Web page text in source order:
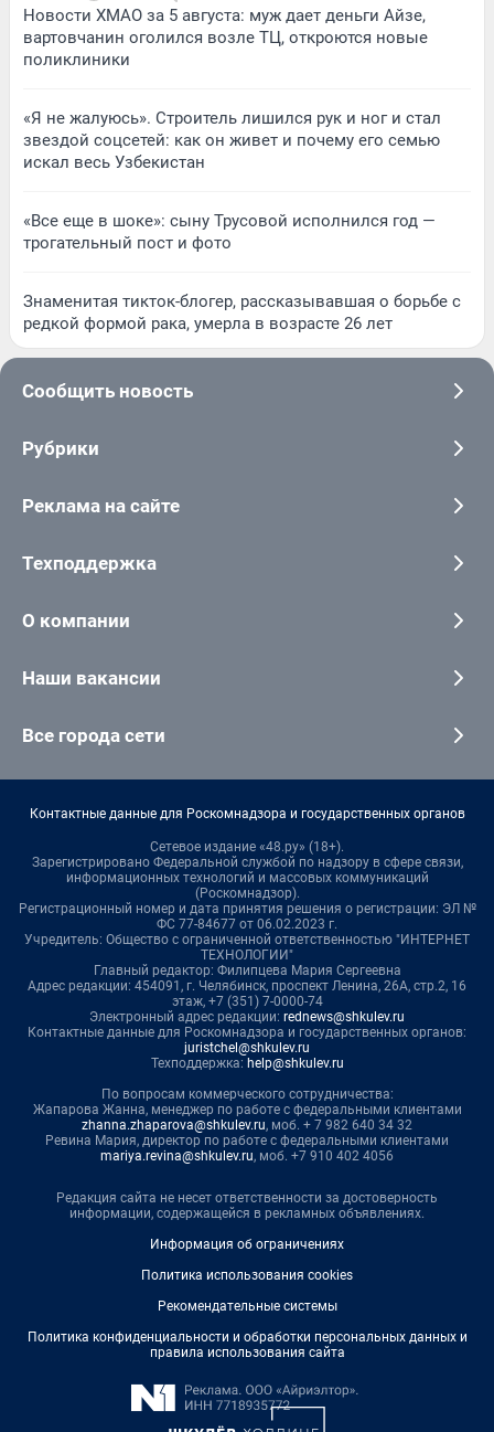
Новости ХМАО за 5 августа: муж дает деньги Айзе,
вартовчанин оголился возле ТЦ, откроются новые
поликлиники
«Я не жалуюсь». Строитель лишился рук и ног и стал
звездой соцсетей: как он живет и почему его семью
искал весь Узбекистан
«Все еще в шоке»: сыну Трусовой исполнился год —
трогательный пост и фото
Знаменитая тикток-блогер, рассказывавшая о борьбе с
редкой формой рака, умерла в возрасте 26 лет
Сообщить новость
Рубрики
Реклама на сайте
Техподдержка
О компании
Наши вакансии
Все города сети
Контактные данные для Роскомнадзора и государственных органов
Сетевое издание «48.ру» (18+).
Зарегистрировано Федеральной службой по надзору в сфере связи,
информационных технологий и массовых коммуникаций
(Роскомнадзор).
Регистрационный номер и дата принятия решения о регистрации: ЭЛ №
ФС 77-84677 от 06.02.2023 г.
Учредитель: Общество с ограниченной ответственностью "ИНТЕРНЕТ
ТЕХНОЛОГИИ"
Главный редактор: Филипцева Мария Сергеевна
Адрес редакции: 454091, г. Челябинск, проспект Ленина, 26А, стр.2, 16
этаж, +7 (351) 7-0000-74
Электронный адрес редакции: rednews@shkulev.ru
Контактные данные для Роскомнадзора и государственных органов:
juristchel@shkulev.ru
Техподдержка: help@shkulev.ru
По вопросам коммерческого сотрудничества:
Жапарова Жанна, менеджер по работе с федеральными клиентами
zhanna.zhaparova@shkulev.ru, моб. + 7 982 640 34 32
Ревина Мария, директор по работе с федеральными клиентами
mariya.revina@shkulev.ru, моб. +7 910 402 4056
Редакция сайта не несет ответственности за достоверность
информации, содержащейся в рекламных объявлениях.
Информация об ограничениях
Политика использования cookies
Рекомендательные системы
Политика конфиденциальности и обработки персональных данных и
правила использования сайта